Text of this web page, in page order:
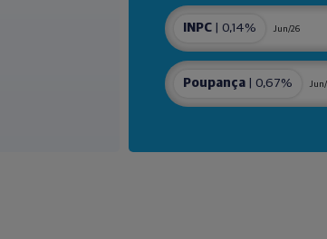
INPC | 0,14% Jun/26
Poupança | 0,67%